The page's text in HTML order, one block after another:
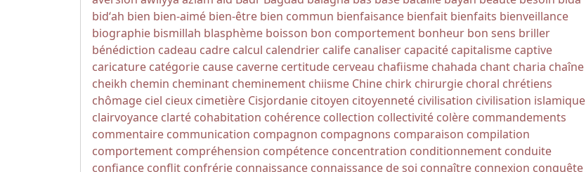
bidʻah bien bien-aimé bien-être bien commun bienfaisance bienfait bienfaits bienveillance
biographie bismillah blasphème boisson bon comportement bonheur bon sens briller
bénédiction cadeau cadre calcul calendrier calife canaliser capacité capitalisme captive
caricature catégorie cause caverne certitude cerveau chafiisme chahada chant charia chaîne
cheikh chemin cheminant cheminement chiisme Chine chirk chirurgie choral chrétiens
chômage ciel cieux cimetière Cisjordanie citoyen citoyenneté civilisation civilisation islamique
clairvoyance clarté cohabitation cohérence collection collectivité colère commandements
commentaire communication compagnon compagnons comparaison compilation
comportement compréhension compétence concentration conditionnement conduite
confiance conflit confrérie connaissance connaissance de soi connaître connexion conquête